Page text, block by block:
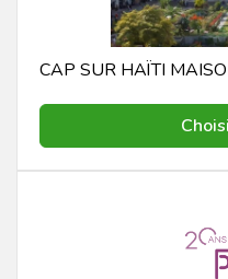
CAP SUR HAÏTI